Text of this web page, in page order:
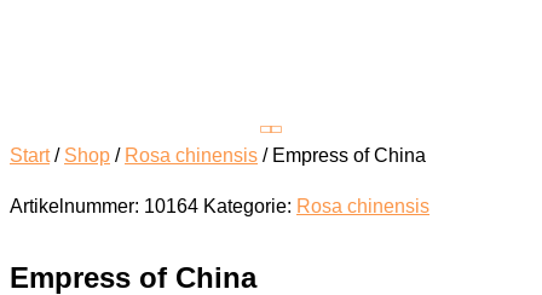
Start/ Shop / Rosa chinensis / Empress of China
Artikelnummer: 10164 Kategorie: Rosa chinensis
Empress of China